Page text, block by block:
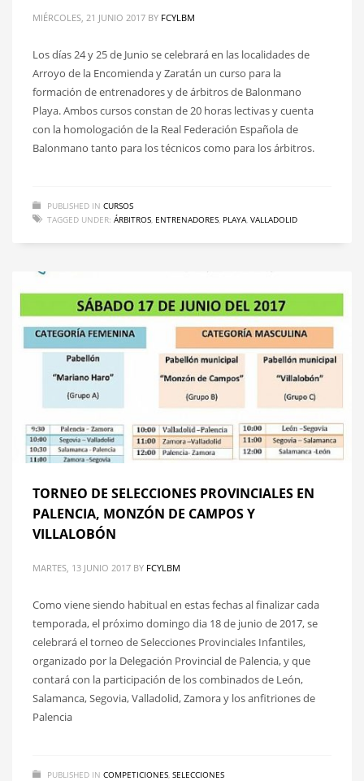
MIÉRCOLES, 21 JUNIO 2017 BY FCYLBM
Los días 24 y 25 de Junio se celebrará en las localidades de
Arroyo de la Encomienda y Zaratán un curso para la
formación de entrenadores y de árbitros de Balonmano
Playa. Ambos cursos constan de 20 horas lectivas y cuenta
con la homologación de la Real Federación Española de
Balonmano tanto para los técnicos como para los árbitros.
PUBLISHED IN CURSOS
TAGGED UNDER: ÁRBITROS ENTRENADORES PLAYA VALLADOLID
TORNEO DE SELECCIONES PROVINCIALES EN
PALENCIA, MONZÓN DE CAMPOS Y
VILLALOBÓN
MARTES, 13 JUNIO 2017 BY FCYLBM
Como viene siendo habitual en estas fechas al finalizar cada
temporada, el próximo domingo dia 18 de junio de 2017, se
celebrará el torneo de Selecciones Provinciales Infantiles,
organizado por la Delegación Provincial de Palencia, y que
contará con la participación de los combinados de León,
Salamanca, Segovia, Valladolid, Zamora y los anfitriones de
Palencia
PUBLISHED IN COMPETICIONES SELECCIONES